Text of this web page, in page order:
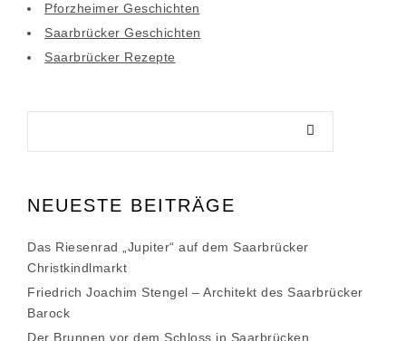
Pforzheimer Geschichten
Saarbrücker Geschichten
Saarbrücker Rezepte
NEUESTE BEITRÄGE
Das Riesenrad „Jupiter“ auf dem Saarbrücker
Christkindlmarkt
Friedrich Joachim Stengel – Architekt des Saarbrücker
Barock
Der Brunnen vor dem Schloss in Saarbrücken